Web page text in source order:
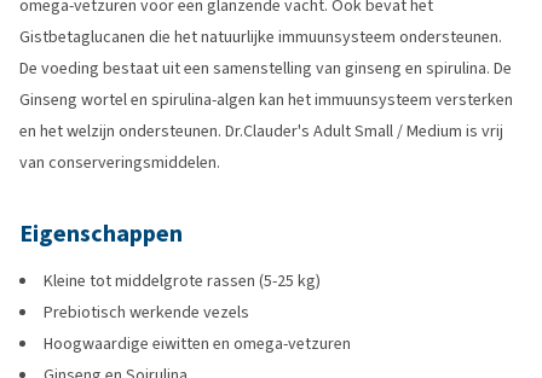
omega-vetzuren voor een glanzende vacht. Ook bevat het
Gistbetaglucanen die het natuurlijke immuunsysteem ondersteunen.
De voeding bestaat uit een samenstelling van ginseng en spirulina. De
Ginseng wortel en spirulina-algen kan het immuunsysteem versterken
en het welzijn ondersteunen. Dr.Clauder's Adult Small / Medium is vrij
van conserveringsmiddelen.
Eigenschappen
Kleine tot middelgrote rassen (5-25 kg)
Prebiotisch werkende vezels
Hoogwaardige eiwitten en omega-vetzuren